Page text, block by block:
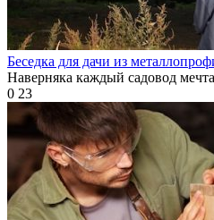
Беседка для дачи из
Наверняка каждый садовод
0 23